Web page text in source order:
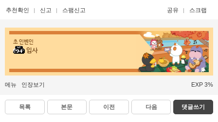
추천확인 신고 스팸신고 공유 스크랩
초 인벤인
입사
메뉴 인장보기 EXP 3%
목록 본문 이전 다음 댓글쓰기